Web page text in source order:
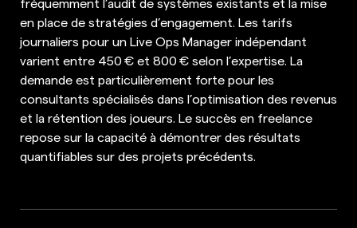
en place de stratégies d’engagement. Les tarifs
journaliers pour un Live Ops Manager indépendant
varient entre 450 € et 800 € selon l’expertise. La
demande est particulièrement forte pour les
consultants spécialisés dans l’optimisation des revenus
et la rétention des joueurs. Le succès en freelance
repose sur la capacité à démontrer des résultats
quantifiables sur des projets précédents.